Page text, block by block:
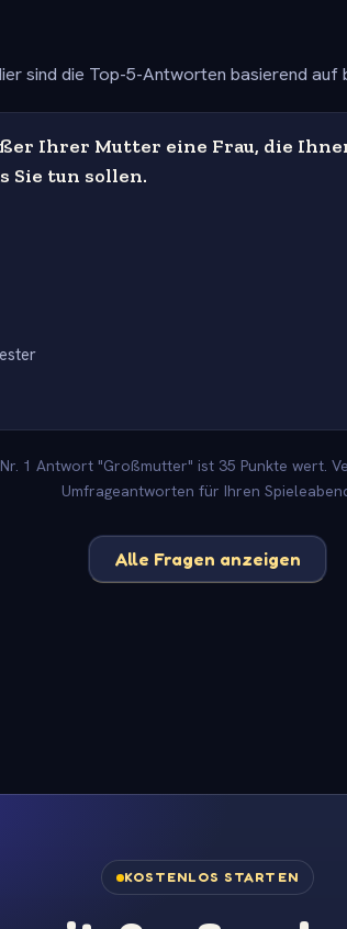
sind die Top-5-Antworten basierend
Ihrer Mutter eine Frau, die
Sie tun sollen.
1 Antwort "Großmutter" ist 35 Punkte wert.
Umfrageantworten für Ihren
Alle Fragen anzeigen
KOSTENLOS STARTEN